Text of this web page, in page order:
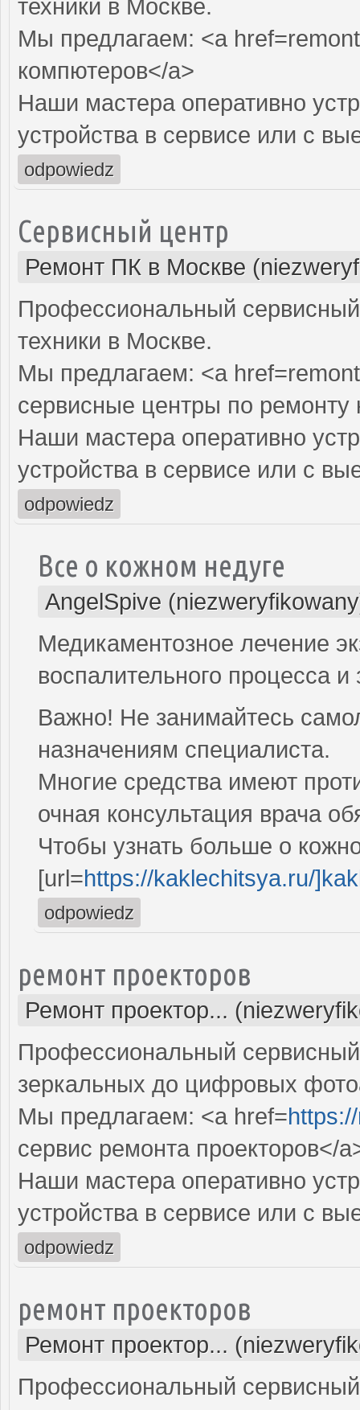
техники в Москве.
Мы предлагаем: <a
компютеров</a>
Наши мастера оперативно
устройства в сервисе или с
odpowiedz
Сервисный центр
Ремонт ПК в Москве
Профессиональный
техники в Москве.
Мы предлагаем: <a
сервисные центры по ремонту
Наши мастера оперативно
устройства в сервисе или с
odpowiedz
Все о кожном недуге
AngelSpive
Медикаментозное лечение
воспалительного процесса и
Важно! Не занимайтесь
назначениям специалиста.
Многие средства имеют
очная консультация врача
Чтобы узнать больше о
[url=https://kaklechitsya.ru/
odpowiedz
ремонт проекторов
Ремонт проектор...
Профессиональный
зеркальных до цифровых
Мы предлагаем: <a href=
сервис ремонта проекторов</
Наши мастера оперативно
устройства в сервисе или с
odpowiedz
ремонт проекторов
Ремонт проектор...
Профессиональный